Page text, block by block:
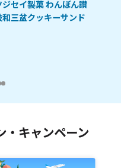
ジセイ製菓 わんぼん讃
和三盆クッキーサンド
・キャンペーン